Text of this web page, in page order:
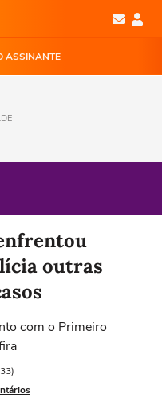
ASSINANTE
outras
com o Primeiro